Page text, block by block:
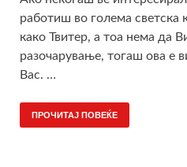
работиш во голема светска
како Твитер, а тоа нема да
разочарување, тогаш ова е
Вас. …
ПРОЧИТАЈ ПОВЕЌЕ